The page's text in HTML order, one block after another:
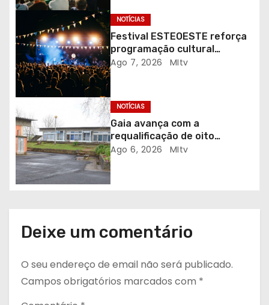
r
t
i
g
o
s
NOTÍCIAS
Festival ESTEOESTE reforça
programação cultural
gratuita em Braga
Ago 7, 2026 MItv
NOTÍCIAS
Gaia avança com a
requalificação de oito
escolas prioritárias
Ago 6, 2026 MItv
Deixe um comentário
O seu endereço de email não será publicado.
Campos obrigatórios marcados com *